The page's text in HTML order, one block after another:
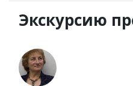
Экскурсию